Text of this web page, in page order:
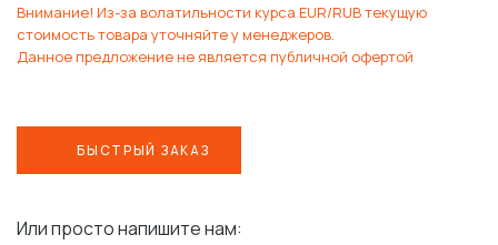
Внимание! Из-за волатильности курса EUR/RUB текущую
стоимость товара уточняйте у менеджеров.
Данное предложение не является публичной офертой
БЫСТРЫЙ ЗАКАЗ
Или просто напишите нам: